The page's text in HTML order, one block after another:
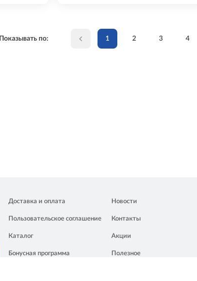
Показывать по: 1 2 3 4
Доставка и оплата
Пользовательское соглашение
Каталог
Бонусная программа
Новости
Контакты
Акции
Полезное